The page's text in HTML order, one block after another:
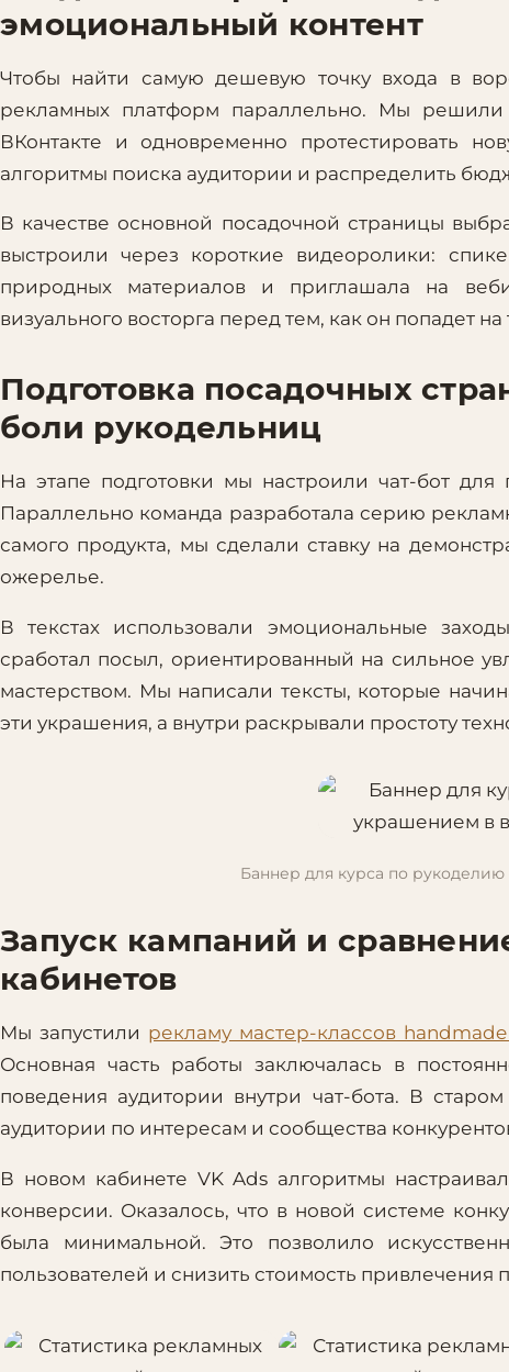
эмоциональный контент
Чтобы найти самую дешевую точку входа в
рекламных платформ параллельно. Мы решили
ВКонтакте и одновременно протестировать
алгоритмы поиска аудитории и распределить
В качестве основной посадочной страницы
выстроили через короткие видеоролики:
природных материалов и приглашала на
визуального восторга перед тем, как он попадет
Подготовка посадочных
боли рукодельниц
На этапе подготовки мы настроили чат-бот
Параллельно команда разработала серию
самого продукта, мы сделали ставку на
ожерелье.
В текстах использовали эмоциональные
сработал посыл, ориентированный на сильное
мастерством. Мы написали тексты, которые
эти украшения, а внутри раскрывали простоту
Баннер для курса по
Запуск кампаний и
кабинетов
Мы запустили рекламу мастер-классов
Основная часть работы заключалась в
поведения аудитории внутри чат-бота. В
аудитории по интересам и сообщества
В новом кабинете VK Ads алгоритмы
конверсии. Оказалось, что в новой системе
была минимальной. Это позволило
пользователей и снизить стоимость привлечения